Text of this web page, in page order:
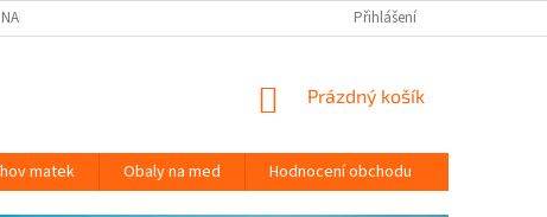
NAPIŠTE NÁM MAPA SERVERUPřihlášení
NÁKUPNÍ
Prázdný košík
matek Obaly na med Hodnocení obchodu